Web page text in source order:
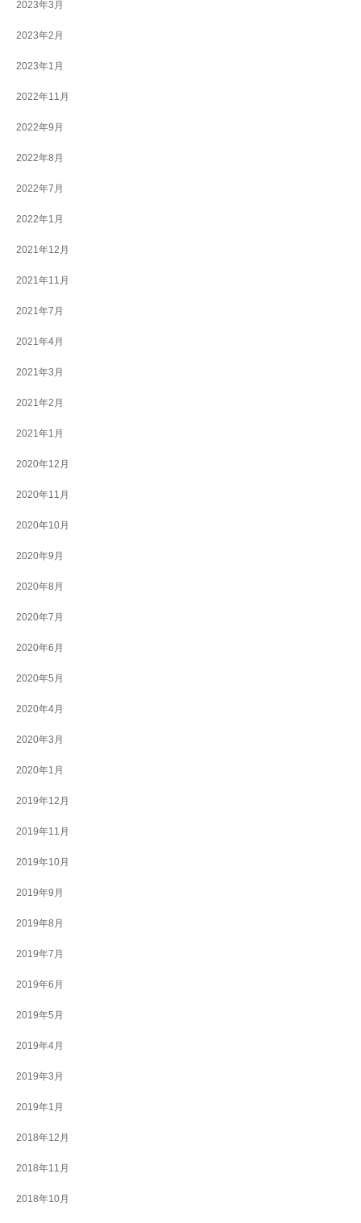
2023年3月
2023年2月
2023年1月
2022年11月
2022年9月
2022年8月
2022年7月
2022年1月
2021年12月
2021年11月
2021年7月
2021年4月
2021年3月
2021年2月
2021年1月
2020年12月
2020年11月
2020年10月
2020年9月
2020年8月
2020年7月
2020年6月
2020年5月
2020年4月
2020年3月
2020年1月
2019年12月
2019年11月
2019年10月
2019年9月
2019年8月
2019年7月
2019年6月
2019年5月
2019年4月
2019年3月
2019年1月
2018年12月
2018年11月
2018年10月